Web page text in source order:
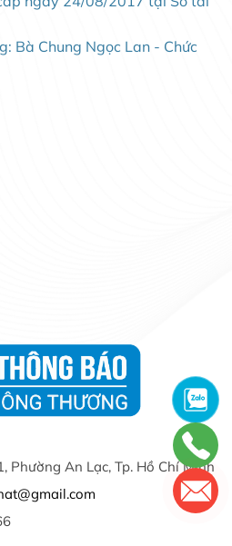
Bà Chung Ngọc Lan - Chức
Phường An Lạc, Tp. Hồ Chí Minh